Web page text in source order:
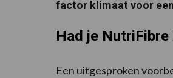
factor klimaat voor
Had je
Een uitgesproken